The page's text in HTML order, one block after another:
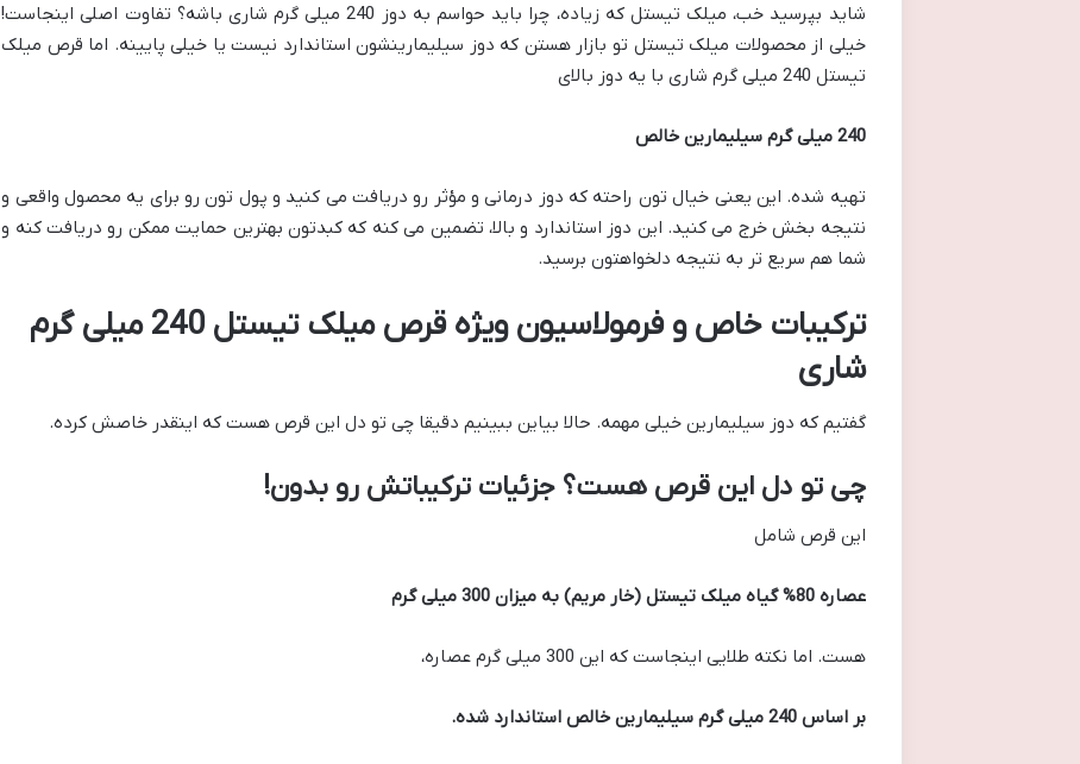
شاید بپرسید خب، میلک تیستل که زیاده، چرا باید حواسم به دوز 240 میلی گرم شاری باشه؟ تفاوت اصلی اینجاست!
خیلی از محصولات میلک تیستل تو بازار هستن که دوز سیلیمارینشون استاندارد نیست یا خیلی پایینه. اما قرص میلک
تیستل 240 میلی گرم شاری با یه دوز بالای
240 میلی گرم سیلیمارین خالص
تهیه شده. این یعنی خیال تون راحته که دوز درمانی و مؤثر رو دریافت می کنید و پول تون رو برای یه محصول واقعی و
نتیجه بخش خرج می کنید. این دوز استاندارد و بالا، تضمین می کنه که کبدتون بهترین حمایت ممکن رو دریافت کنه و
شما هم سریع تر به نتیجه دلخواهتون برسید.
ترکیبات خاص و فرمولاسیون ویژه قرص میلک تیستل 240 میلی گرم
شاری
گفتیم که دوز سیلیمارین خیلی مهمه. حالا بیاین ببینیم دقیقا چی تو دل این قرص هست که اینقدر خاصش کرده.
چی تو دل این قرص هست؟ جزئیات ترکیباتش رو بدون!
این قرص شامل
عصاره 80% گیاه میلک تیستل (خار مریم) به میزان 300 میلی گرم
هست. اما نکته طلایی اینجاست که این 300 میلی گرم عصاره،
بر اساس 240 میلی گرم سیلیمارین خالص استاندارد شده.